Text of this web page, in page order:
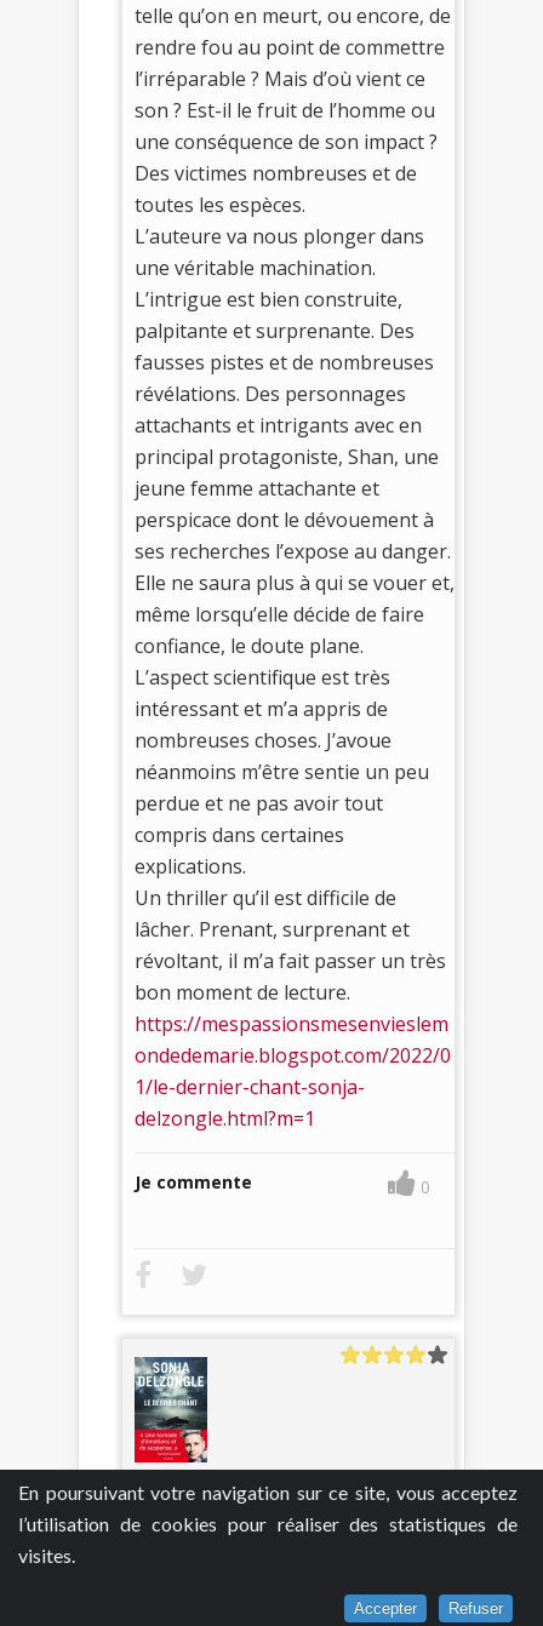
En poursuivant votre navigation sur ce site, vous acceptez
l’utilisation de cookies pour réaliser des statistiques de
visites.
Accepter Refuser
telle qu’on en meurt, ou encore, de
rendre fou au point de commettre
l’irréparable ? Mais d’où vient ce
son ? Est-il le fruit de l’homme ou
une conséquence de son impact ?
Des victimes nombreuses et de
toutes les espèces.
L’auteure va nous plonger dans
une véritable machination.
L’intrigue est bien construite,
palpitante et surprenante. Des
fausses pistes et de nombreuses
révélations. Des personnages
attachants et intrigants avec en
principal protagoniste, Shan, une
jeune femme attachante et
perspicace dont le dévouement à
ses recherches l’expose au danger.
Elle ne saura plus à qui se vouer et,
même lorsqu’elle décide de faire
confiance, le doute plane.
L’aspect scientifique est très
intéressant et m’a appris de
nombreuses choses. J’avoue
néanmoins m’être sentie un peu
perdue et ne pas avoir tout
compris dans certaines
explications.
Un thriller qu’il est difficile de
lâcher. Prenant, surprenant et
révoltant, il m’a fait passer un très
bon moment de lecture.
https://mespassionsmesenvieslem
ondedemarie.blogspot.com/2022/0
1/le-dernier-chant-sonja-
delzongle.html?m=1
Je commente 0
jillvalentine21 janvier 2022
Le Dernier Chant - Sonja Delzongle